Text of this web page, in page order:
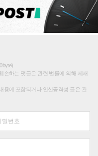
손하는 댓글은 관련 법률에 의해 제재
용에 포함되거나 인신공격성 글은 관